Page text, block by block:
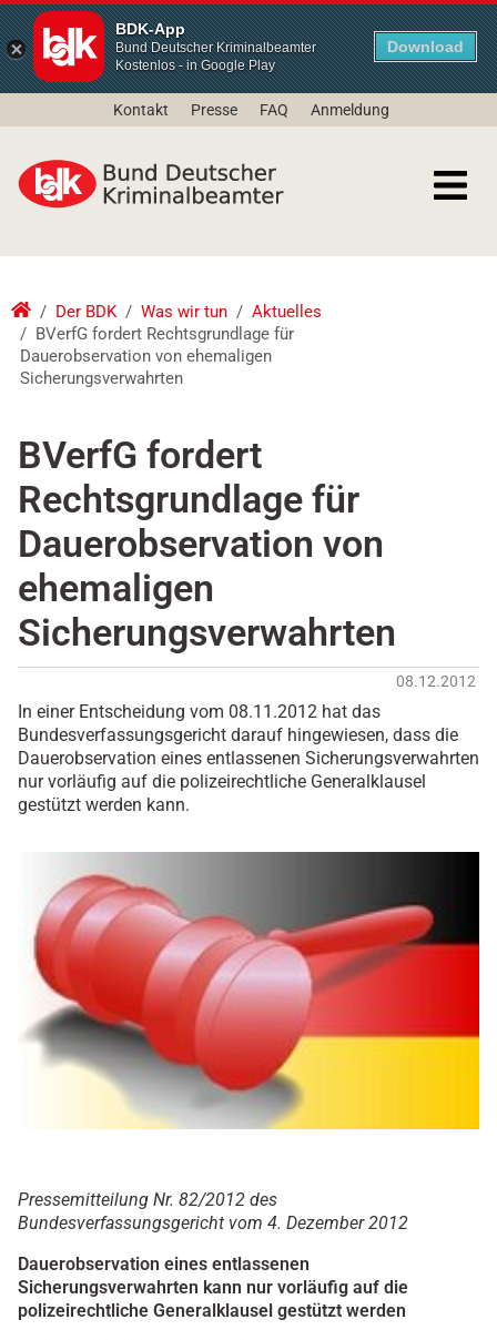
BDK-App
Bund Deutscher Kriminalbeamter
Kostenlos - in Google Play
Download
Kontakt Presse FAQ Anmeldung
Der BDK Was wir tun
Aktuelles
BVerfG fordert Rechtsgrundlage für
Dauerobservation von ehemaligen
Sicherungsverwahrten
BVerfG fordert
Rechtsgrundlage für
Dauerobservation von
ehemaligen
Sicherungsverwahrten
08.12.2012
In einer Entscheidung vom 08.11.2012 hat das
Bundesverfassungsgericht darauf hingewiesen, dass die
Dauerobservation eines entlassenen Sicherungsverwahrten
nur vorläufig auf die polizeirechtliche Generalklausel
gestützt werden kann.
Pressemitteilung Nr. 82/2012 des
Bundesverfassungsgericht vom 4. Dezember 2012
Dauerobservation eines entlassenen
Sicherungsverwahrten kann nur vorläufig auf die
polizeirechtliche Generalklausel gestützt werden